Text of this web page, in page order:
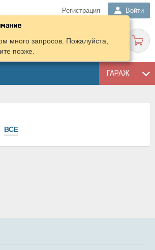
Регистрация Войти
ГАРАЖ
много запросов. Пожалуйста,
позже.
ВСЕ